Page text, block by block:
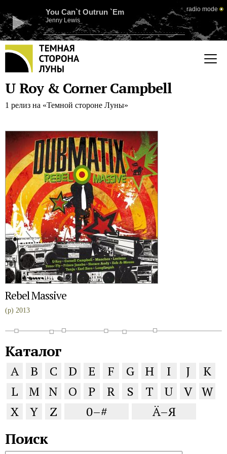
You Can`t Outrun `Em
Jenny Lewis
radio mode
U Roy & Corner Campbell
1 релиз на «Темной стороне Луны»
Rebel Massive
(p) 2013
Каталог
A B C D E F G H I J
K
L
M N O P R S T U V W
X
Y Z 0–# Ä–Я
Поиск